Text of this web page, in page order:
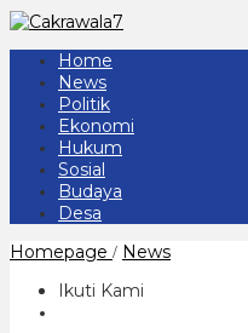
Home
News
Politik
Ekonomi
Hukum
Sosial
Budaya
Desa
Homepage / NewsDPRD
Ikuti Kami